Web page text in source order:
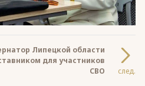
Липецкой области
для участников
СВО
след.